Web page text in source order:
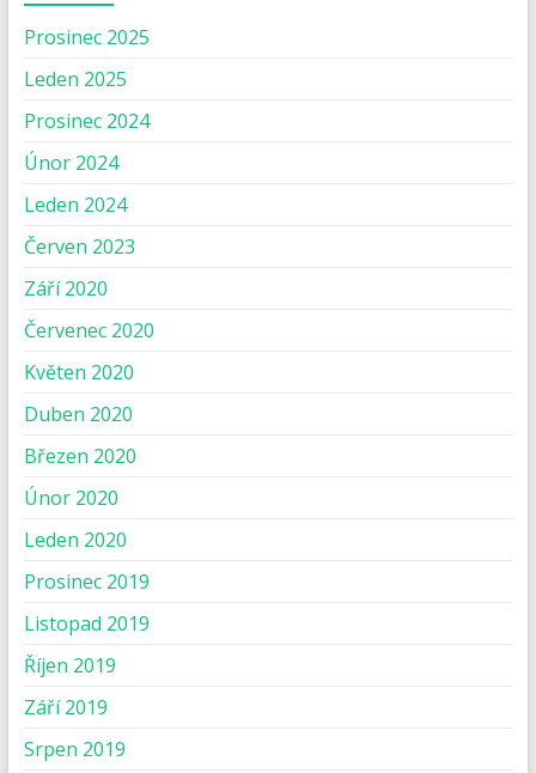
Prosinec 2025
Leden 2025
Prosinec 2024
Únor 2024
Leden 2024
Červen 2023
Září 2020
Červenec 2020
Květen 2020
Duben 2020
Březen 2020
Únor 2020
Leden 2020
Prosinec 2019
Listopad 2019
Říjen 2019
Září 2019
Srpen 2019